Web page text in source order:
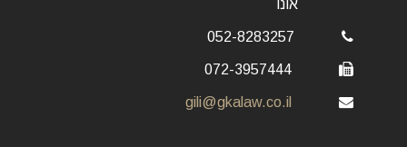
אונו
052-8283257
072-3957444
gili@gkalaw.co.il